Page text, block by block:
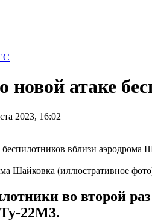
новой атаке
2023, 16:02
Шайковка (иллюстративное
во второй
22М3.